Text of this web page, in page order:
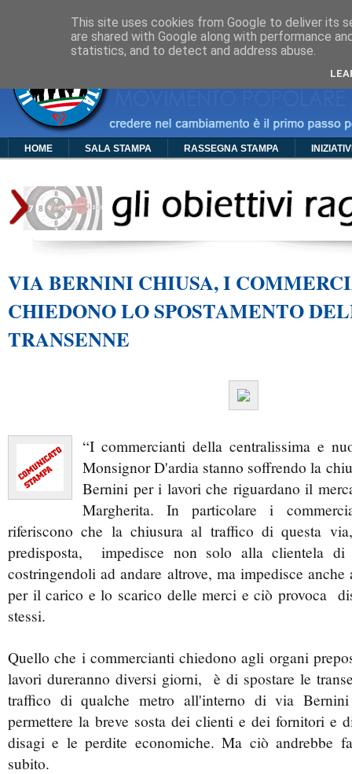
HOME SALA STAMPA RASSEGNA STAMPA
VIA BERNINI CHIUSA, I
CHIEDONO LO SPOSTAMENTO
TRANSENNE
“I commercianti della centralissima e
Monsignor D'ardia stanno soffrendo la
Bernini per i lavori che riguardano il
Margherita. In particolare i
riferiscono che la chiusura al traffico di questa
predisposta, impedisce non solo alla clientela di
costringendoli ad andare altrove, ma impedisce
per il carico e lo scarico delle merci e ciò provoca
stessi.
Quello che i commercianti chiedono agli organi
lavori dureranno diversi giorni, è di spostare le
traffico di qualche metro all'interno di via
permettere la breve sosta dei clienti e dei fornitori e
disagi e le perdite economiche. Ma ciò andrebbe
subito.
This site uses cookies from Google to deliver its
are shared with Google along with performance
statistics, and to detect and address abuse.